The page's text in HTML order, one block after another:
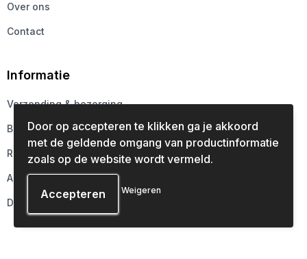
Over ons
Contact
Informatie
Verzending & bezorging
Betaalmethoden
Retourneren
Aanleveren
Druktechnieken
Door op accepteren te klikken ga je akkoord
met de geldende omgang van productinformatie
zoals op de website wordt vermeld.
Weigeren